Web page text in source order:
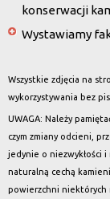
konserwacji
Wystawiamy
Wszystkie zdjęcia na
wykorzystywania bez
UWAGA: Należy
czym zmiany odcieni,
jedynie o niezwykłości
naturalną cechą
powierzchni niektórych